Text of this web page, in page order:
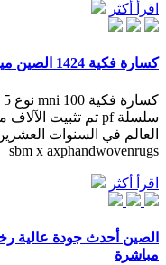
اقرأ أكثر
كسارة فكية 1424 الصين ميانمار
العالم في السنوات
sbm x axphandwovenrugs
اقرأ أكثر
الصين أحدث جودة عالية
مباشرة